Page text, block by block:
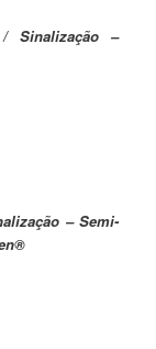
Sinalização –
– Semi-